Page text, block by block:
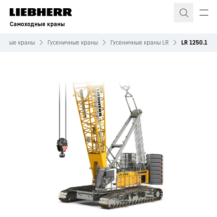
Самоходные краны
краны Гусеничные краны Гусеничные краны LR LR 1250.1